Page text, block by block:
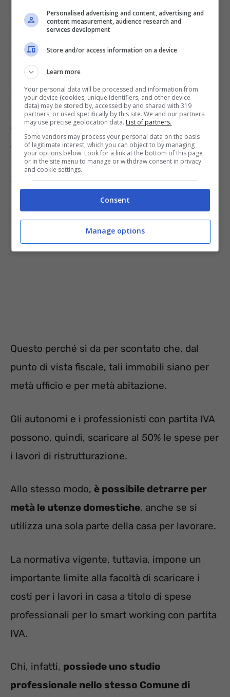
Si possono detrarre le spese per la
realizzazione di uno studio
professionale in casa?
Per i lavoratori che usano la propria casa
come sede di lavoro è prevista la possibilità di
ottenere la detrazione per gli interventi
edilizi soltanto al 50%, a prescindere dalla
circostanza che una parte dell’abitazione
venga adibita come ufficio.
Questo perché si da per scontato che, dal
punto di vista fiscale, tali immobili siano per
metà ufficio e per metà abitazione.
Gli autonomi e i professionisti con partita IVA
possono, quindi, scaricare al 50% le spese per
i lavori di ristrutturazione.
Allo stesso modo, è possibile detrarre per
metà le utenze domestiche, anche se si
utilizza una sola parte della casa per lavorare.
La normativa vigente, tuttavia, impone un
importante limite alla facoltà di scaricare i
costi per i lavori in casa a titolo di spese
professionali per lo smart working con partita
IVA.
Chi, infatti, possiede uno studio
professionale nello stesso Comune di
Personalised advertising and content, advertising and
content measurement, audience research and
services development
Store and/or access information on a device
Learn more
Your personal data will be processed and information from
your device (cookies, unique identifiers, and other device
data) may be stored by, accessed by and shared with 319
partners, or used specifically by this site. We and our partners
may use precise geolocation data. List of partners.
Some vendors may process your personal data on the basis
of legitimate interest, which you can object to by managing
your options below. Look for a link at the bottom of this page
or in the site menu to manage or withdraw consent in privacy
and cookie settings.
Consent
Manage options